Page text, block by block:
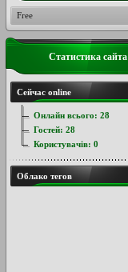
Free
Статистика сайта
Сейчас online
Онлайн всього: 28
Гостей: 28
Користувачів: 0
Облако тегов